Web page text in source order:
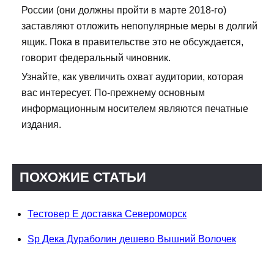
России (они должны пройти в марте 2018-го)
заставляют отложить непопулярные меры в долгий
ящик. Пока в правительстве это не обсуждается,
говорит федеральный чиновник.
Узнайте, как увеличить охват аудитории, которая
вас интересует. По-прежнему основным
информационным носителем являются печатные
издания.
ПОХОЖИЕ СТАТЬИ
Тестовер Е доставка Североморск
Sp Дека Дураболин дешево Вышний Волочек